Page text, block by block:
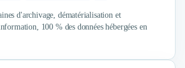
d'archivage, dématérialisation et
100 % des données hébergées en